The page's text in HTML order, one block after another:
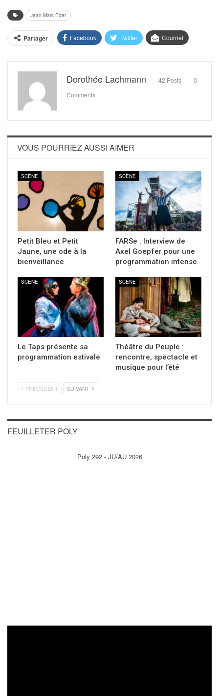
Jean-Marc Eder
Partager Facebook Twitter Courriel
Dorothée Lachmann 42 Posts
0
Comments
VOUS POURRIEZ AUSSI AIMER
SCÈNE
Petit Bleu et Petit
Jaune, une ode à la
bienveillance
SCÈNE
FARSe : Interview de
Axel Goepfer pour une
programmation intense
SCÈNE
Le Taps présente sa
programmation estivale
SCÈNE
Théâtre du Peuple :
rencontre, spectacle et
musique pour l’été
PRÉCÉDENT SUIVANT
FEUILLETER POLY
Poly 292 - JU/AU 2026